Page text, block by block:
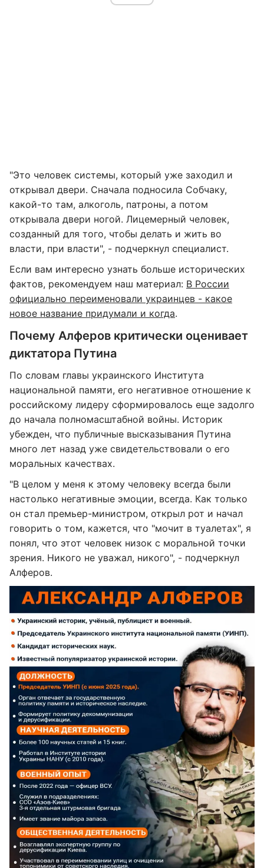
"Это человек системы, который уже заходил и
открывал двери. Сначала подносила Собчаку,
какой-то там, алкоголь, патроны, а потом
открывала двери ногой. Лицемерный человек,
созданный для того, чтобы делать и жить во
власти, при власти", - подчеркнул специалист.
Если вам интересно узнать больше исторических
фактов, рекомендуем наш материал: В России
официально переименовали украинцев - какое
новое название придумали и когда.
Почему Алферов критически оценивает
диктатора Путина
По словам главы украинского Института
национальной памяти, его негативное отношение к
российскому лидеру сформировалось еще задолго
до начала полномасштабной войны. Историк
убежден, что публичные высказывания Путина
много лет назад уже свидетельствовали о его
моральных качествах.
"В целом у меня к этому человеку всегда были
настолько негативные эмоции, всегда. Как только
он стал премьер-министром, открыл рот и начал
говорить о том, кажется, что "мочит в туалетах", я
понял, что этот человек низок с моральной точки
зрения. Никого не уважал, никого", - подчеркнул
Алферов.